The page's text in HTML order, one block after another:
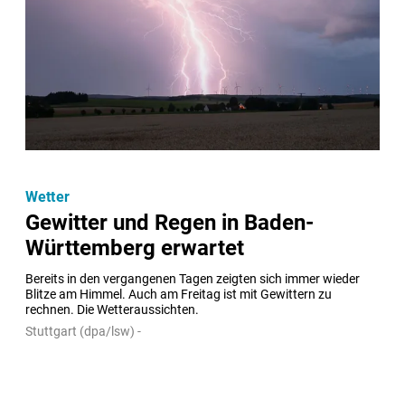
Gewitter und Regen in Baden-
Württemberg erwartet
Bereits in den vergangenen Tagen zeigten sich immer wieder
Blitze am Himmel. Auch am Freitag ist mit Gewittern zu
rechnen. Die Wetteraussichten.
Wetter
Stuttgart (dpa/lsw) -